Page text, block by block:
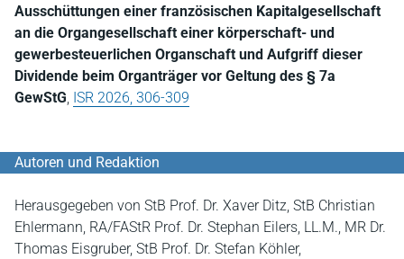
Ausschüttungen einer französischen Kapitalgesellschaft
an die Organgesellschaft einer körperschaft- und
gewerbesteuerlichen Organschaft und Aufgriff dieser
Dividende beim Organträger vor Geltung des § 7a
GewStG, ISR 2026, 306-309
Autoren und Redaktion
Herausgegeben von StB Prof. Dr. Xaver Ditz, StB Christian
Ehlermann, RA/FAStR Prof. Dr. Stephan Eilers, LL.M., MR Dr.
Thomas Eisgruber, StB Prof. Dr. Stefan Köhler,